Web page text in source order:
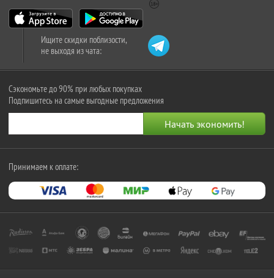
Ищите скидки поблизости,
не выходя из чата:
Сэкономьте до 90% при любых покупках
Подпишитесь на самые выгодные предложения
Принимаем к оплате: